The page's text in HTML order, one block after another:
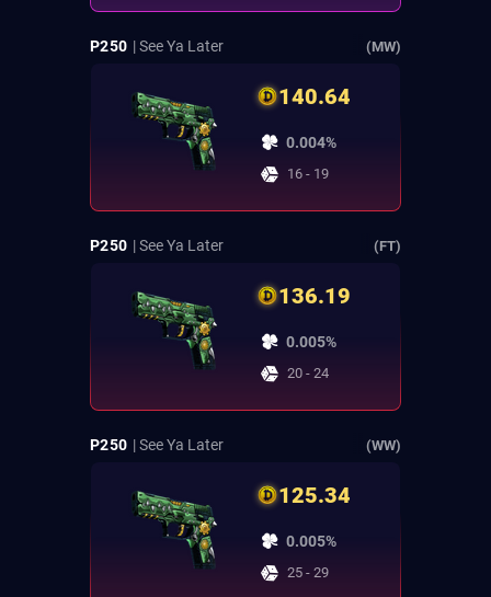
P250 | See Ya Later (MW)
140.64
0.004%
16 - 19
P250 | See Ya Later (FT)
136.19
0.005%
20 - 24
P250 | See Ya Later (WW)
125.34
0.005%
25 - 29